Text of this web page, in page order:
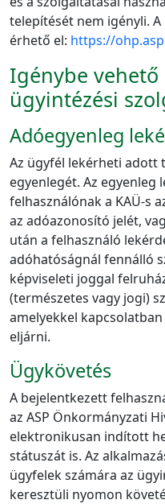
telepítését nem igényli.
érhető el: https://
Igénybe
ügyintézési
Adóegyenleg
Az ügyfél lekérheti adott
egyenlegét. Az egyenleg
felhasználónak a KAÜ-s
az adóazonosító jelét,
után a felhasználó
adóhatóságnál fennálló
képviseleti joggal
(természetes vagy jogi)
amelyekkel
eljárni.
Ügykövetés
A bejelentkezett
az ASP Önkormányzati
elektronikusan indított
státuszát is. Az
ügyfelek számára az
keresztüli nyomon